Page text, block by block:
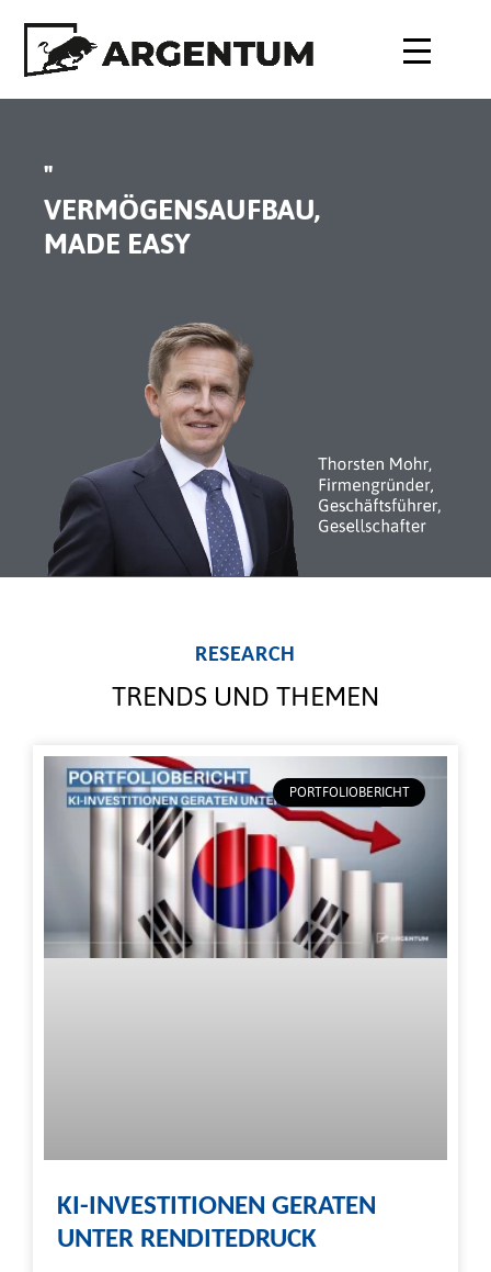
"
VERMÖGENSAUFBAU,
MADE EASY
RESEARCH
TRENDS UND THEMEN
PORTFOLIOBERICHT
KI-INVESTITIONEN GERATEN
UNTER RENDITEDRUCK